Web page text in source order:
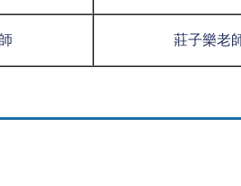
莊子樂老